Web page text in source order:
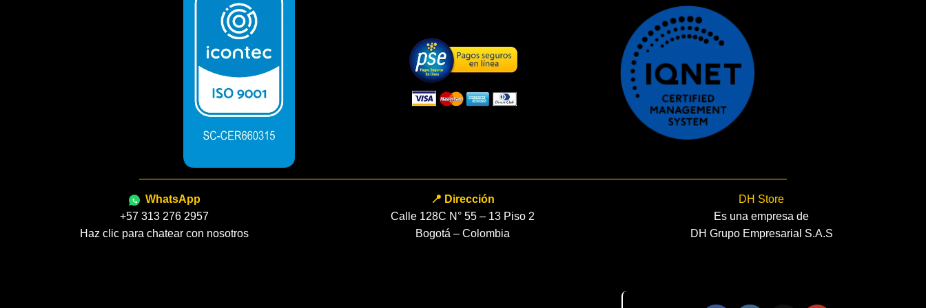
WhatsApp
+57 313 276 2957
Haz clic para chatear con nosotros
📍 Dirección
Calle 128C N° 55 – 13 Piso 2
Bogotá – Colombia
DH Store
Es una empresa de
DH Grupo Empresarial S.A.S